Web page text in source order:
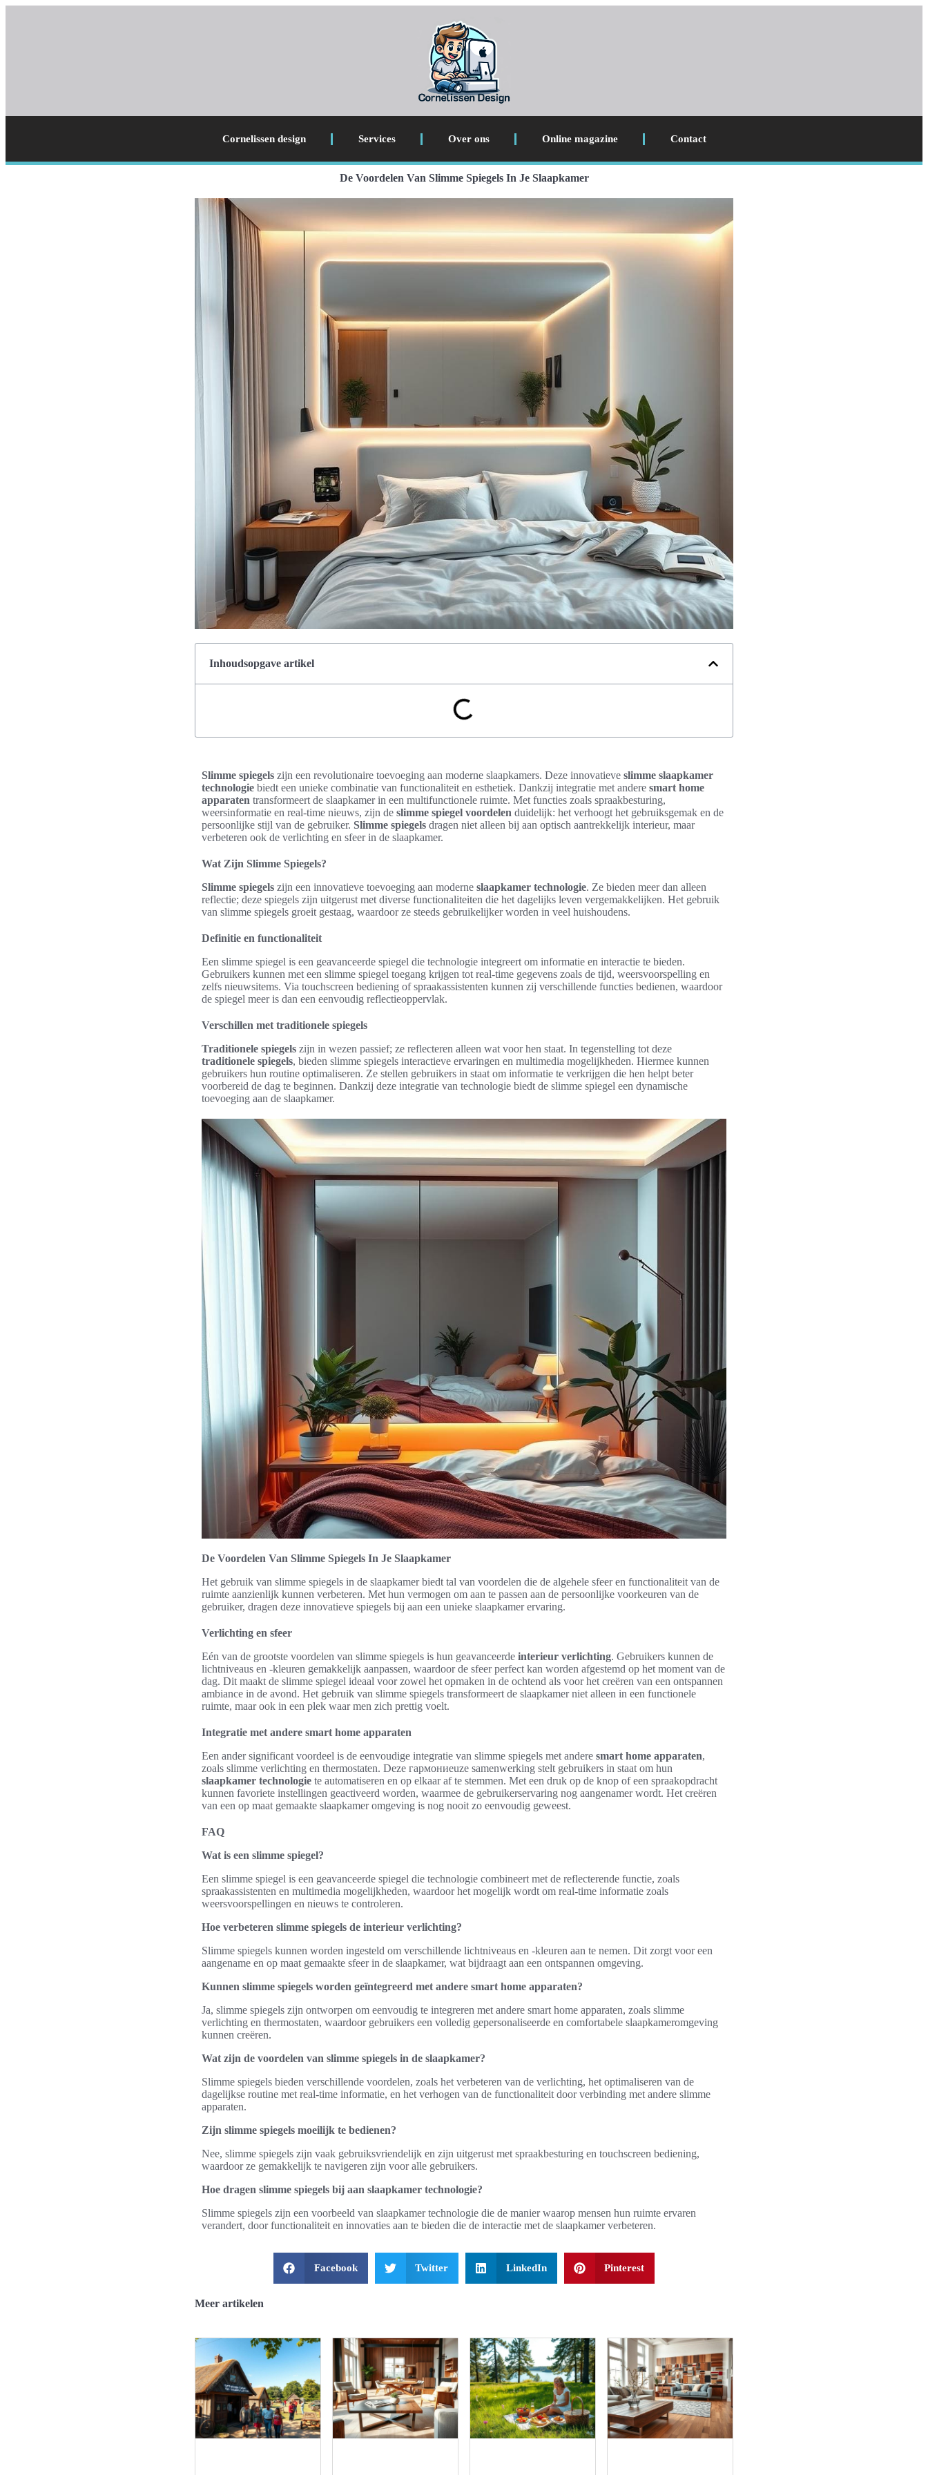
Cornelissen design Services Over ons Online magazine Contact
De Voordelen Van Slimme Spiegels In Je Slaapkamer
Inhoudsopgave artikel
Slimme spiegels zijn een revolutionaire toevoeging aan moderne slaapkamers. Deze innovatieve slimme slaapkamer
technologie biedt een unieke combinatie van functionaliteit en esthetiek. Dankzij integratie met andere smart home
apparaten transformeert de slaapkamer in een multifunctionele ruimte. Met functies zoals spraakbesturing,
weersinformatie en real-time nieuws, zijn de slimme spiegel voordelen duidelijk: het verhoogt het gebruiksgemak en de
persoonlijke stijl van de gebruiker. Slimme spiegels dragen niet alleen bij aan optisch aantrekkelijk interieur, maar
verbeteren ook de verlichting en sfeer in de slaapkamer.
Wat Zijn Slimme Spiegels?
Slimme spiegels zijn een innovatieve toevoeging aan moderne slaapkamer technologie. Ze bieden meer dan alleen
reflectie; deze spiegels zijn uitgerust met diverse functionaliteiten die het dagelijks leven vergemakkelijken. Het gebruik
van slimme spiegels groeit gestaag, waardoor ze steeds gebruikelijker worden in veel huishoudens.
Definitie en functionaliteit
Een slimme spiegel is een geavanceerde spiegel die technologie integreert om informatie en interactie te bieden.
Gebruikers kunnen met een slimme spiegel toegang krijgen tot real-time gegevens zoals de tijd, weersvoorspelling en
zelfs nieuwsitems. Via touchscreen bediening of spraakassistenten kunnen zij verschillende functies bedienen, waardoor
de spiegel meer is dan een eenvoudig reflectieoppervlak.
Verschillen met traditionele spiegels
Traditionele spiegels zijn in wezen passief; ze reflecteren alleen wat voor hen staat. In tegenstelling tot deze
traditionele spiegels, bieden slimme spiegels interactieve ervaringen en multimedia mogelijkheden. Hiermee kunnen
gebruikers hun routine optimaliseren. Ze stellen gebruikers in staat om informatie te verkrijgen die hen helpt beter
voorbereid de dag te beginnen. Dankzij deze integratie van technologie biedt de slimme spiegel een dynamische
toevoeging aan de slaapkamer.
De Voordelen Van Slimme Spiegels In Je Slaapkamer
Het gebruik van slimme spiegels in de slaapkamer biedt tal van voordelen die de algehele sfeer en functionaliteit van de
ruimte aanzienlijk kunnen verbeteren. Met hun vermogen om aan te passen aan de persoonlijke voorkeuren van de
gebruiker, dragen deze innovatieve spiegels bij aan een unieke slaapkamer ervaring.
Verlichting en sfeer
Eén van de grootste voordelen van slimme spiegels is hun geavanceerde interieur verlichting. Gebruikers kunnen de
lichtniveaus en -kleuren gemakkelijk aanpassen, waardoor de sfeer perfect kan worden afgestemd op het moment van de
dag. Dit maakt de slimme spiegel ideaal voor zowel het opmaken in de ochtend als voor het creëren van een ontspannen
ambiance in de avond. Het gebruik van slimme spiegels transformeert de slaapkamer niet alleen in een functionele
ruimte, maar ook in een plek waar men zich prettig voelt.
Integratie met andere smart home apparaten
Een ander significant voordeel is de eenvoudige integratie van slimme spiegels met andere smart home apparaten,
zoals slimme verlichting en thermostaten. Deze гармониeuze samenwerking stelt gebruikers in staat om hun
slaapkamer technologie te automatiseren en op elkaar af te stemmen. Met een druk op de knop of een spraakopdracht
kunnen favoriete instellingen geactiveerd worden, waarmee de gebruikerservaring nog aangenamer wordt. Het creëren
van een op maat gemaakte slaapkamer omgeving is nog nooit zo eenvoudig geweest.
FAQ
Wat is een slimme spiegel?
Een slimme spiegel is een geavanceerde spiegel die technologie combineert met de reflecterende functie, zoals
spraakassistenten en multimedia mogelijkheden, waardoor het mogelijk wordt om real-time informatie zoals
weersvoorspellingen en nieuws te controleren.
Hoe verbeteren slimme spiegels de interieur verlichting?
Slimme spiegels kunnen worden ingesteld om verschillende lichtniveaus en -kleuren aan te nemen. Dit zorgt voor een
aangename en op maat gemaakte sfeer in de slaapkamer, wat bijdraagt aan een ontspannen omgeving.
Kunnen slimme spiegels worden geïntegreerd met andere smart home apparaten?
Ja, slimme spiegels zijn ontworpen om eenvoudig te integreren met andere smart home apparaten, zoals slimme
verlichting en thermostaten, waardoor gebruikers een volledig gepersonaliseerde en comfortabele slaapkameromgeving
kunnen creëren.
Wat zijn de voordelen van slimme spiegels in de slaapkamer?
Slimme spiegels bieden verschillende voordelen, zoals het verbeteren van de verlichting, het optimaliseren van de
dagelijkse routine met real-time informatie, en het verhogen van de functionaliteit door verbinding met andere slimme
apparaten.
Zijn slimme spiegels moeilijk te bedienen?
Nee, slimme spiegels zijn vaak gebruiksvriendelijk en zijn uitgerust met spraakbesturing en touchscreen bediening,
waardoor ze gemakkelijk te navigeren zijn voor alle gebruikers.
Hoe dragen slimme spiegels bij aan slaapkamer technologie?
Slimme spiegels zijn een voorbeeld van slaapkamer technologie die de manier waarop mensen hun ruimte ervaren
verandert, door functionaliteit en innovaties aan te bieden die de interactie met de slaapkamer verbeteren.
Facebook Twitter LinkedIn Pinterest
Meer artikelen